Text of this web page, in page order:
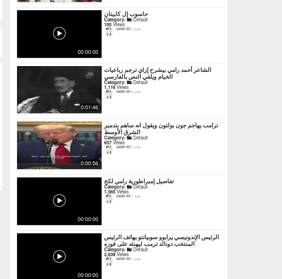
00:00:00
حاسوب إل كابيتان
Category: Default
100 Views
salah kh 1 year
0:01:46
‏الشاعر أحمد رامي بيشرح إزاي ترجم رباعيات
الخيام ويلقي النص بالفارسي
Category: Default
1,116Views
salah kh 1 year
0:00:56
ترامب يهاجم جون بولتون ويقول انه ساهم بتدمير
الشرق الأوسط
Category: Default
657Views
salah kh 1 year
00:00:00
تفاصيل إمبراطورية رامي لكح
Category: Default
1,565Views
salah kh 1 year
00:00:00
الرئيس الإندونيسي پرابوو سوبيانتو يهاتف الرئيس
المنتخب دونالد ترمب ليهنئه على فوزه
Category: Default
2,839Views
salah kh 1 year